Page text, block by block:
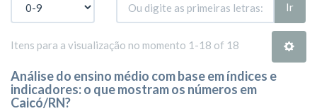
Ir
Itens para a visualização no momento 1-18 of 18
Análise do ensino médio com base em índices e
indicadores: o que mostram os números em
Caicó/RN?